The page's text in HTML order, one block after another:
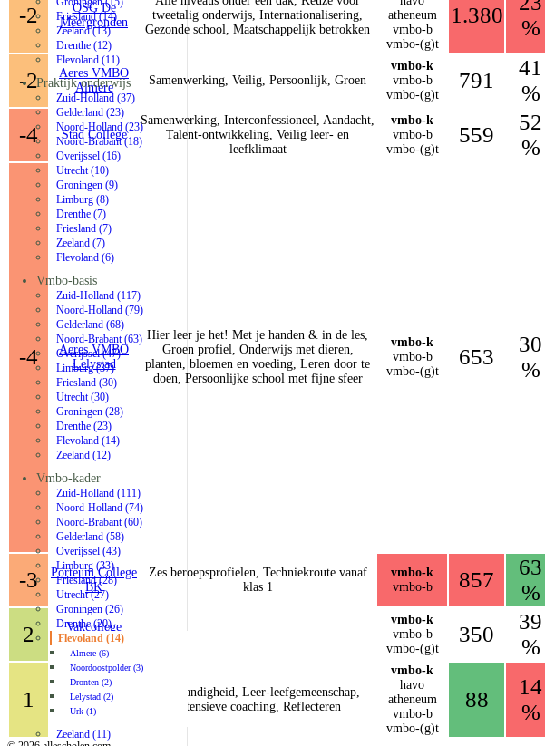
Friesland (14)
Zeeland (13)
Drenthe (12)
Flevoland (11)
Praktijk onderwijs
Zuid-Holland (37)
Gelderland (23)
Noord-Holland (23)
Noord-Brabant (18)
Overijssel (16)
Utrecht (10)
Groningen (9)
Limburg (8)
Drenthe (7)
Friesland (7)
Zeeland (7)
Flevoland (6)
Vmbo-basis
Zuid-Holland (117)
Noord-Holland (79)
Gelderland (68)
Noord-Brabant (63)
Overijssel (47)
Limburg (37)
Friesland (30)
Utrecht (30)
Groningen (28)
Drenthe (23)
Flevoland (14)
Zeeland (12)
Vmbo-kader
Zuid-Holland (111)
Noord-Holland (74)
Noord-Brabant (60)
Gelderland (58)
Overijssel (43)
Limburg (33)
Friesland (28)
Utrecht (27)
Groningen (26)
Drenthe (20)
Flevoland (14)
Almere (6)
Noordoostpolder (3)
Dronten (2)
Lelystad (2)
Urk (1)
Zeeland (11)
-2
OSG De
Meergronden
tweetalig onderwijs, Internationalisering,
Gezonde school, Maatschappelijk betrokken
atheneum
vmbo-b
vmbo-(g)t
1.380
%
-2
Aeres VMBO
Almere
Samenwerking, Veilig, Persoonlijk, Groen
vmbo-k
vmbo-b
vmbo-(g)t
791
41
%
-4 Stad College
Samenwerking, Interconfessioneel, Aandacht,
Talent-ontwikkeling, Veilig leer- en
leefklimaat
vmbo-k
vmbo-b
vmbo-(g)t
559
52
%
-4
Aeres VMBO
Lelystad
Hier leer je het! Met je handen & in de les,
Groen profiel, Onderwijs met dieren,
planten, bloemen en voeding, Leren door te
doen, Persoonlijke school met fijne sfeer
vmbo-k
vmbo-b
vmbo-(g)t
653
30
%
-3
Porteum College
BK
Zes beroepsprofielen, Techniekroute vanaf
klas 1
vmbo-k
vmbo-b
857
63
%
2
Vakcollege
Noordoostpolder
vmbo-k
vmbo-b
vmbo-(g)t
350
39
%
1 X-tuur
Zelfstandigheid, Leer-leefgemeenschap,
Intensieve coaching, Reflecteren
vmbo-k
havo
atheneum
vmbo-b
vmbo-(g)t
88
14
%